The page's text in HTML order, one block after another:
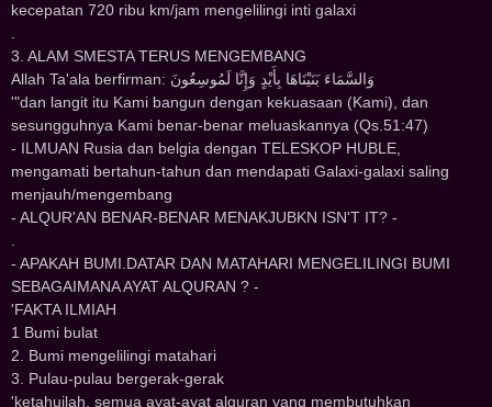
kecepatan 720 ribu km/jam mengelilingi inti galaxi
.
3. ALAM SMESTA TERUS MENGEMBANG
Allah Ta'ala berfirman: ﻭَﺍﻟﺴَّﻤَﺎﺀَ ﺑَﻨَﻴْﻨَﺎﻫَﺎ ﺑِﺄَﻳْﺪٍ ﻭَﺇِﻧَّﺎ ﻟَﻤُﻮﺳِﻌُﻮﻥَ
'"dan langit itu Kami bangun dengan kekuasaan (Kami), dan
sesungguhnya Kami benar-benar meluaskannya (Qs.51:47)
- ILMUAN Rusia dan belgia dengan TELESKOP HUBLE,
mengamati bertahun-tahun dan mendapati Galaxi-galaxi saling
menjauh/mengembang
- ALQUR'AN BENAR-BENAR MENAKJUBKN ISN'T IT? -
.
- APAKAH BUMI.DATAR DAN MATAHARI MENGELILINGI BUMI
SEBAGAIMANA AYAT ALQURAN ? -
'FAKTA ILMIAH
1 Bumi bulat
2. Bumi mengelilingi matahari
3. Pulau-pulau bergerak-gerak
'ketahuilah, semua ayat-ayat alquran yang membutuhkan